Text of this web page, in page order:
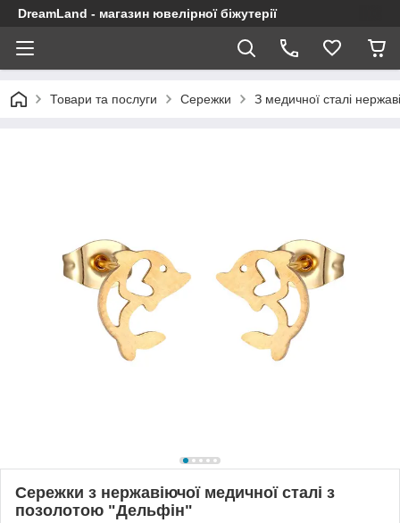
DreamLand - магазин ювелірної біжутерії
Товари та послуги Сережки З медичної сталі
Сережки з нержавіючої медичної сталі з
позолотою "Дельфін"